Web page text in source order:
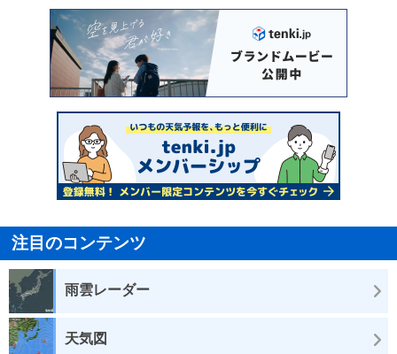
注目のコンテンツ
雨雲レーダー
天気図